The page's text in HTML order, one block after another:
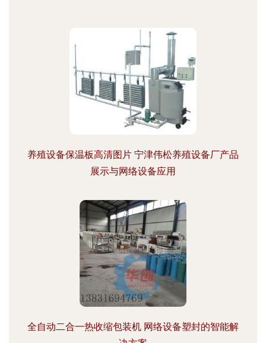
养殖设备保温板高清图片 宁津伟松养殖设备厂产品
展示与网络设备应用
全自动二合一热收缩包装机 网络设备塑封的智能解